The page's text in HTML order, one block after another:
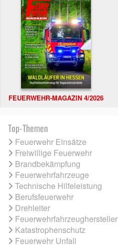
FEUERWEHR-MAGAZIN 4/2026
Top-Themen
Feuerwehr Einsätze
Freiwillige Feuerwehr
Brandbekämpfung
Feuerwehrfahrzeuge
Technische Hilfeleistung
Berufsfeuerwehr
Drehleiter
Feuerwehrfahrzeughersteller
Katastrophenschutz
Feuerwehr Unfall